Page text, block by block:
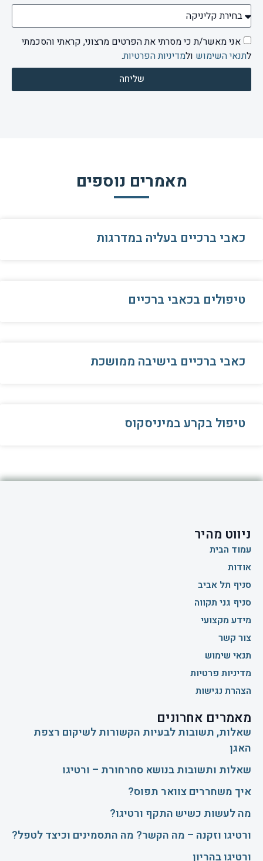
אני מאשר/ת כי מסרתי את הפרטים מרצוני, קראתי והסכמתי
לתנאי השימוש ולמדיניות הפרטיות.
שליחה
מאמרים נוספים
כאבי ברכיים בעליה במדרגות
טיפולים בכאבי ברכיים
כאבי ברכיים בישיבה ממושכת
טיפול בקרע במיניסקוס
ניווט מהיר
עמוד הבית
אודות
סניף תל אביב
סניף גני תקווה
מידע מקצועי
צור קשר
תנאי שימוש
מדיניות פרטיות
הצהרת נגישות
מאמרים אחרונים
שאלות, תשובות לבעיות הקשורות לשיקום רצפת
האגן
שאלות ותשובות בנושא סחרחורת – ורטיגו
איך משחררים צוואר תפוס?
​מה לעשות כשיש התקף ורטיגו?
ורטיגו וזקנה – מה הקשר? מה התסמינים וכיצד לטפל?
ורטיגו בהריון